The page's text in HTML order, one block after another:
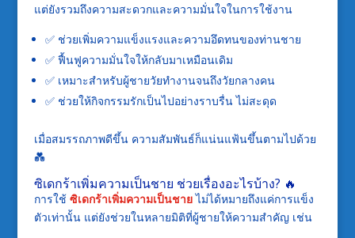
แต่ยังรวมถึงความสะดวกและความมั่นใจในการใช้งาน
✅ ช่วยเพิ่มความแข็งแรงและความอึดทนของท่านชาย
✅ ฟื้นฟูความมั่นใจให้กลับมาเหมือนเดิม
✅ เหมาะสำหรับผู้ชายวัยทำงานจนถึงวัยกลางคน
✅ ช่วยให้กิจกรรมรักเป็นไปอย่างราบรื่น ไม่สะดุด
เมื่อสมรรถภาพดีขึ้น ความสัมพันธ์ก็แน่นแฟ้นขึ้นตามไปด้วย
💑
ซิเดกร้าเพิ่มความเป็นชาย ช่วยเรื่องอะไรบ้าง? 🔥
การใช้ ซิเดกร้าเพิ่มความเป็นชาย ไม่ได้หมายถึงแค่การแข็ง
ตัวเท่านั้น แต่ยังช่วยในหลายมิติที่ผู้ชายให้ความสำคัญ เช่น